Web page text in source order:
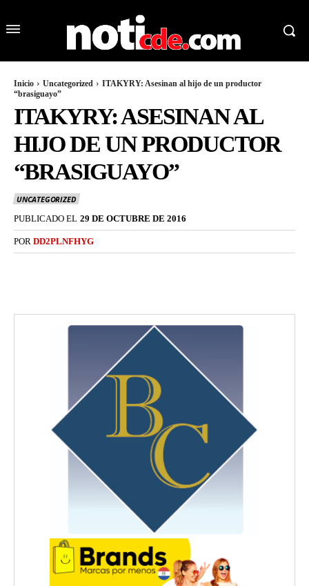
Inicio Uncategorized
ITAKYRY: Asesinan al hijo de un productor
“brasiguayo”
ITAKYRY: ASESINAN AL
HIJO DE UN PRODUCTOR
“BRASIGUAYO”
UNCATEGORIZED
PUBLICADO EL 29 DE OCTUBRE DE 2016
POR DD2PLNFHYG